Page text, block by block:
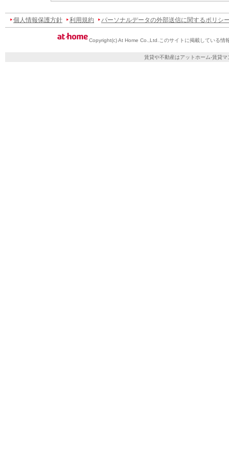
個人情報保護方針 利用規約 パーソナルデータの外部送信に関するポリシ
Copyright(c) At Home Co.,Ltd. このサイトに掲載している情
賃貸や不動産はアットホーム-賃貸